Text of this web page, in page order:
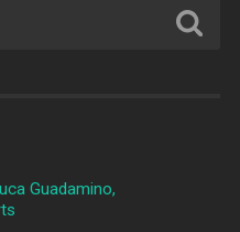
Guadamino,